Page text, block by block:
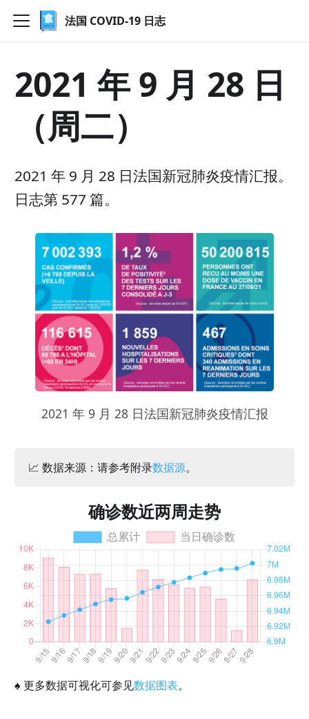
法国 COVID-19 日志
2021 年 9 月 28 日
（周二）
2021 年 9 月 28 日法国新冠肺炎疫情汇报。
日志第 577 篇。
2021 年 9 月 28 日法国新冠肺炎疫情汇报
📈 数据来源：请参考附录数据源。
确诊数近两周走势
♠ 更多数据可视化可参见数据图表。